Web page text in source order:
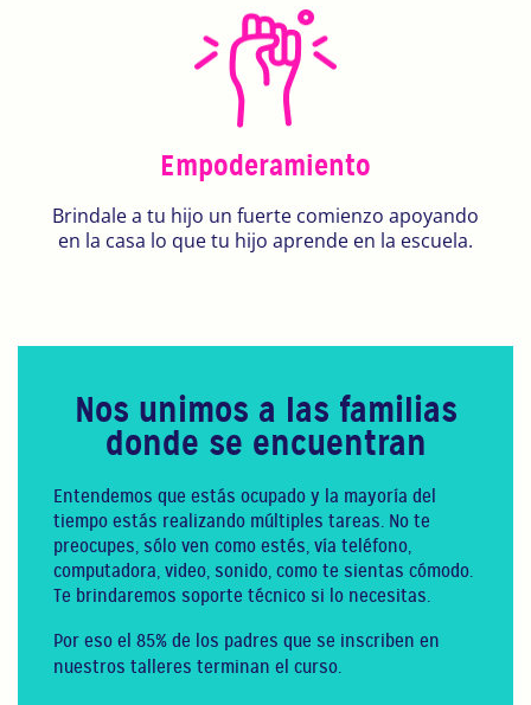
Empoderamiento
Brindale a tu hijo un fuerte comienzo apoyando
en la casa lo que tu hijo aprende en la escuela.
Nos unimos a las familias
donde se encuentran
Entendemos que estás ocupado y la mayoría del
tiempo estás realizando múltiples tareas. No te
preocupes, sólo ven como estés, vía teléfono,
computadora, video, sonido, como te sientas cómodo.
Te brindaremos soporte técnico si lo necesitas.
Por eso el 85% de los padres que se inscriben en
nuestros talleres terminan el curso.